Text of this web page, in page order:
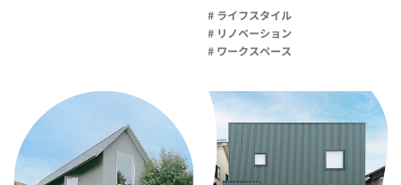
# ライフスタイル
# リノベーション
# ワークスペース